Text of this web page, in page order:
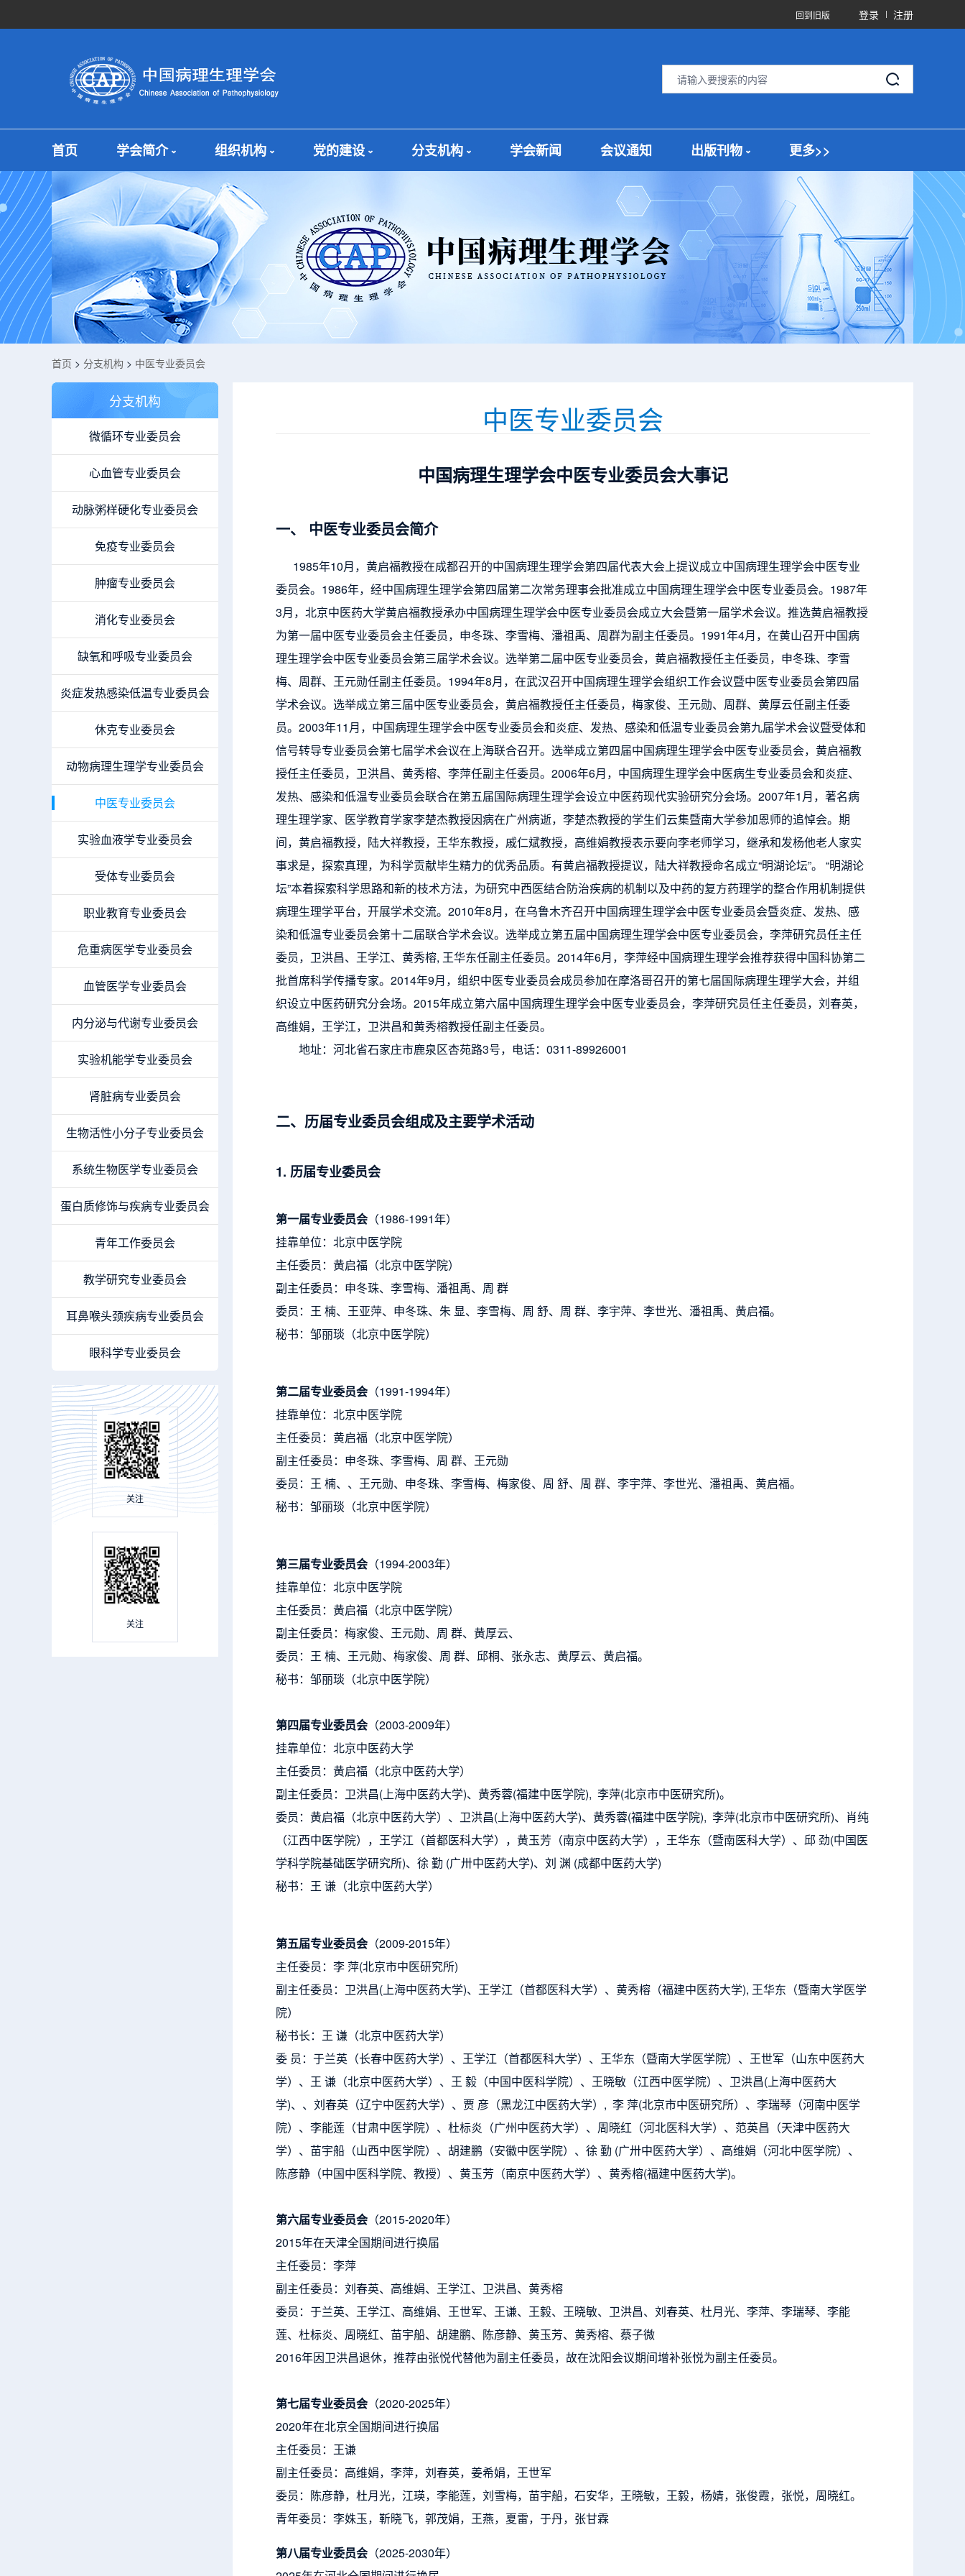
回到旧版 登录 注册
首页 学会简介 组织机构 党的建设 分支机构 学会新闻 会议通知 出版刊物 更多>>
首页 > 分支机构 > 中医专业委员会
分支机构
微循环专业委员会
心血管专业委员会
动脉粥样硬化专业委员会
免疫专业委员会
肿瘤专业委员会
消化专业委员会
缺氧和呼吸专业委员会
炎症发热感染低温专业委员会
休克专业委员会
动物病理生理学专业委员会
中医专业委员会
实验血液学专业委员会
受体专业委员会
职业教育专业委员会
危重病医学专业委员会
血管医学专业委员会
内分泌与代谢专业委员会
实验机能学专业委员会
肾脏病专业委员会
生物活性小分子专业委员会
系统生物医学专业委员会
蛋白质修饰与疾病专业委员会
青年工作委员会
教学研究专业委员会
耳鼻喉头颈疾病专业委员会
眼科学专业委员会
关注
关注
中医专业委员会
中国病理生理学会中医专业委员会大事记
一、 中医专业委员会简介
1985年10月，黄启福教授在成都召开的中国病理生理学会第四届代表大会上提议成立中国病理生理学会中医专业
委员会。1986年，经中国病理生理学会第四届第二次常务理事会批准成立中国病理生理学会中医专业委员会。1987年
3月，北京中医药大学黄启福教授承办中国病理生理学会中医专业委员会成立大会暨第一届学术会议。推选黄启福教授
为第一届中医专业委员会主任委员，申冬珠、李雪梅、潘祖禹、周群为副主任委员。1991年4月，在黄山召开中国病
理生理学会中医专业委员会第三届学术会议。选举第二届中医专业委员会，黄启福教授任主任委员，申冬珠、李雪
梅、周群、王元勋任副主任委员。1994年8月，在武汉召开中国病理生理学会组织工作会议暨中医专业委员会第四届
学术会议。选举成立第三届中医专业委员会，黄启福教授任主任委员，梅家俊、王元勋、周群、黄厚云任副主任委
员。2003年11月，中国病理生理学会中医专业委员会和炎症、发热、感染和低温专业委员会第九届学术会议暨受体和
信号转导专业委员会第七届学术会议在上海联合召开。选举成立第四届中国病理生理学会中医专业委员会，黄启福教
授任主任委员，卫洪昌、黄秀榕、李萍任副主任委员。2006年6月，中国病理生理学会中医病生专业委员会和炎症、
发热、感染和低温专业委员会联合在第五届国际病理生理学会设立中医药现代实验研究分会场。2007年1月，著名病
理生理学家、医学教育学家李楚杰教授因病在广州病逝，李楚杰教授的学生们云集暨南大学参加恩师的追悼会。期
间，黄启福教授，陆大祥教授，王华东教授，戚仁斌教授，高维娟教授表示要向李老师学习，继承和发杨他老人家实
事求是，探索真理，为科学贡献毕生精力的优秀品质。有黄启福教授提议，陆大祥教授命名成立“明湖论坛”。 “明湖论
坛”本着探索科学思路和新的枝术方法，为研究中西医结合防治疾病的机制以及中药的复方药理学的整合作用机制提供
病理生理学平台，开展学术交流。2010年8月，在乌鲁木齐召开中国病理生理学会中医专业委员会暨炎症、发热、感
染和低温专业委员会第十二届联合学术会议。选举成立第五届中国病理生理学会中医专业委员会，李萍研究员任主任
委员，卫洪昌、王学江、黄秀榕, 王华东任副主任委员。2014年6月，李萍经中国病理生理学会推荐获得中国科协第二
批首席科学传播专家。2014年9月，组织中医专业委员会成员参加在摩洛哥召开的第七届国际病理生理学大会，并组
织设立中医药研究分会场。2015年成立第六届中国病理生理学会中医专业委员会，李萍研究员任主任委员，刘春英，
高维娟，王学江，卫洪昌和黄秀榕教授任副主任委员。
地址：河北省石家庄市鹿泉区杏苑路3号，电话：0311-89926001
二、历届专业委员会组成及主要学术活动
1. 历届专业委员会
第一届专业委员会 （1986-1991年）
挂靠单位：北京中医学院
主任委员：黄启福（北京中医学院）
副主任委员：申冬珠、李雪梅、潘祖禹、周 群
委员：王 楠、王亚萍、申冬珠、朱 显、李雪梅、周 舒、周 群、 李宇萍、李世光、潘祖禹、黄启福。
秘书：邹丽琰（北京中医学院）
第二届专业委员会 （1991-1994年）
挂靠单位：北京中医学院
主任委员：黄启福（北京中医学院）
副主任委员：申冬珠、李雪梅、周 群、王元勋
委员：王 楠、、王元勋、申冬珠、李雪梅、梅家俊、周 舒、周 群、 李宇萍、李世光、潘祖禹、黄启福。
秘书：邹丽琰（北京中医学院）
第三届专业委员会 （1994-2003年）
挂靠单位：北京中医学院
主任委员：黄启福（北京中医学院）
副主任委员：梅家俊、王元勋、周 群、黄厚云、
委员：王 楠、王元勋、梅家俊、周 群、邱桐、张永志、黄厚云、黄启福。
秘书：邹丽琰（北京中医学院）
第四届专业委员会 （2003-2009年）
挂靠单位：北京中医药大学
主任委员：黄启福（北京中医药大学）
副主任委员：卫洪昌(上海中医药大学)、黄秀蓉(福建中医学院), 李萍(北京市中医研究所)。
委员：黄启福（北京中医药大学）、卫洪昌(上海中医药大学)、黄秀蓉(福建中医学院), 李萍(北京市中医研究所)、肖纯
（江西中医学院），王学江（首都医科大学），黄玉芳（南京中医药大学），王华东（暨南医科大学）、邱 劲(中国医
学科学院基础医学研究所)、徐 勤 (广卅中医药大学)、刘 渊 (成都中医药大学)
秘书：王 谦（北京中医药大学）
第五届专业委员会 （2009-2015年）
主任委员：李 萍(北京市中医研究所)
副主任委员：卫洪昌(上海中医药大学)、王学江（首都医科大学）、黄秀榕（福建中医药大学), 王华东（暨南大学医学
院）
秘书长：王 谦（北京中医药大学）
委 员：于兰英（长春中医药大学）、王学江（首都医科大学）、王华东（暨南大学医学院）、王世军（山东中医药大
学）、王 谦（北京中医药大学）、王 毅（中国中医科学院）、王晓敏（江西中医学院）、卫洪昌(上海中医药大
学)、、刘春英 （辽宁中医药大学）、贾 彦（黑龙江中医药大学）, 李 萍(北京市中医研究所） 、李瑞琴（河南中医学
院）、李能莲（甘肃中医学院）、杜标炎（广州中医药大学）、 周晓红（河北医科大学）、范英昌（天津中医药大
学）、苗宇船（山西中医学院）、 胡建鹏（安徽中医学院）、徐 勤 (广卅中医药大学）、高维娟（河北中医学院）、
陈彦静（中国中医科学院、教授）、黄玉芳（南京中医药大学）、黄秀榕(福建中医药大学)。
第六届专业委员会 （2015-2020年）
2015年在天津全国期间进行换届
主任委员：李萍
副主任委员：刘春英、高维娟、王学江、卫洪昌、黄秀榕
委员：于兰英、王学江、高维娟、王世军、王谦、王毅、王晓敏、卫洪昌、刘春英、杜月光、李萍、李瑞琴、李能
莲、杜标炎、周晓红、苗宇船、胡建鹏、陈彦静、黄玉芳、黄秀榕、蔡子微
2016年因卫洪昌退休，推荐由张悦代替他为副主任委员，故在沈阳会议期间增补张悦为副主任委员。
第七届专业委员会 （2020-2025年）
2020年在北京全国期间进行换届
主任委员：王谦
副主任委员：高维娟，李萍，刘春英，姜希娟，王世军
委员：陈彦静，杜月光，江瑛，李能莲，刘雪梅，苗宇船，石安华，王晓敏，王毅，杨婧，张俊霞，张悦，周晓红。
青年委员：李姝玉，靳晓飞，郭茂娟，王燕，夏雷，于丹，张甘霖
第八届专业委员会 （2025-2030年）